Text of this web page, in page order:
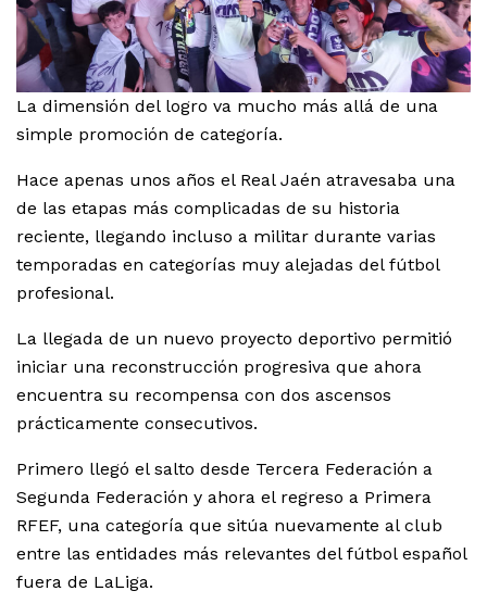
La dimensión del logro va mucho más allá de una
simple promoción de categoría.
Hace apenas unos años el Real Jaén atravesaba una
de las etapas más complicadas de su historia
reciente, llegando incluso a militar durante varias
temporadas en categorías muy alejadas del fútbol
profesional.
La llegada de un nuevo proyecto deportivo permitió
iniciar una reconstrucción progresiva que ahora
encuentra su recompensa con dos ascensos
prácticamente consecutivos.
Primero llegó el salto desde Tercera Federación a
Segunda Federación y ahora el regreso a Primera
RFEF, una categoría que sitúa nuevamente al club
entre las entidades más relevantes del fútbol español
fuera de LaLiga.